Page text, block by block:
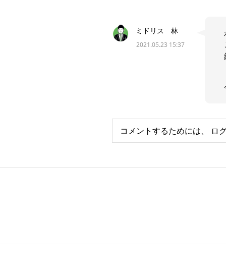
ミドリス 林
2021.05.23 15:37
コメントするためには、 ロ